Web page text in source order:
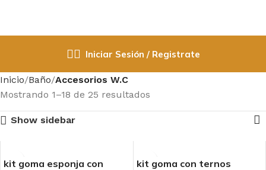
Iniciar Sesión / Registrate
Inicio Baño Accesorios W.C
Mostrando 1–18 de 25 resultados
Show sidebar
kit goma esponja con
kit goma con ternos